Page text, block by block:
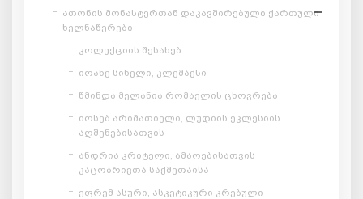
ათონის მონასტერთან დაკავშირებული ქართული
ხელნაწერები
კოლექციის შესახებ
იოანე სინელი, კლემაქსი
წმინდა მელანია რომაელის ცხოვრება
იოსებ არიმათიელი, ლუდიის ეკლესიის
აღშენებისათვის
ანდრია კრიტელი, ამაოებისათვის
კაცობრივთა საქმეთაისა
ეფრემ ასური, ასკეტიკური კრებული